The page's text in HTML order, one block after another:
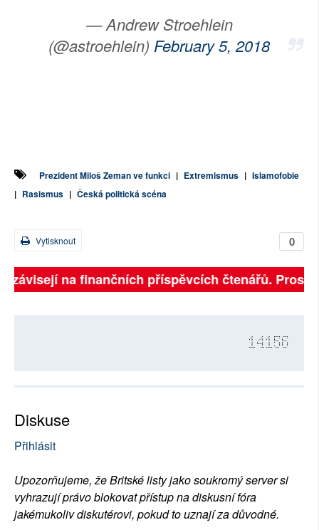
— Andrew Stroehlein
(@astroehlein) February 5, 2018
Prezident Miloš Zeman ve funkci | Extremismus | Islamofobie
| Rasismus | Česká politická scéna
0
Vytisknout
závisejí na finančních příspěvcích čtenářů.
14156
Diskuse
Přihlásit
Upozorňujeme, že Britské listy jako soukromý server si
vyhrazují právo blokovat přístup na diskusní fóra
jakémukoliv diskutérovi, pokud to uznají za důvodné.